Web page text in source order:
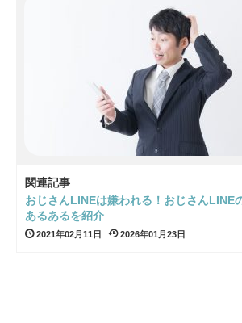
関連記事
おじさんLINEは嫌われる！おじさんLINE
あるあるを紹介
2021年02月11日 2026年01月23日